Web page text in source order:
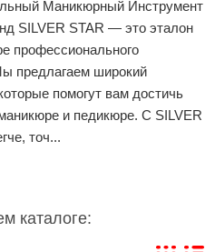
Маникюрный Инструмент
SILVER STAR — это эталон
профессионального
предлагаем широкий
помогут вам достичь
и педикюре. С SILVER
точ...
каталоге: